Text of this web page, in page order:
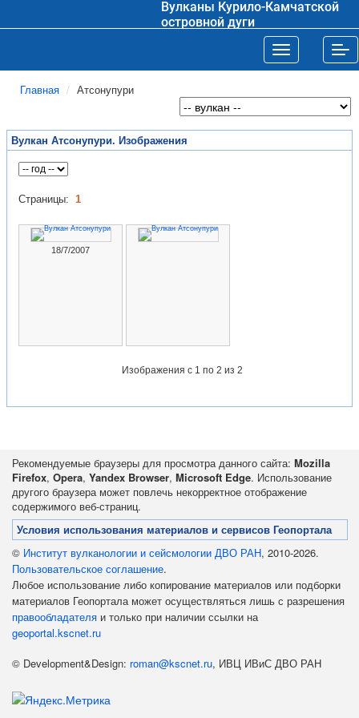
Вулканы Курило-Камчатской
островной дуги
Toggle
Главная Атсонупури
Вулкан Атсонупури. Изображения
Страницы: 1
18/7/2007
Изображения с 1 по 2 из 2
Рекомендуемые браузеры для просмотра данного сайта: Mozilla
Firefox, Opera, Yandex Browser, Microsoft Edge. Использование
другого браузера может повлечь некорректное отображение
содержимого веб-страниц.
Условия использования материалов и сервисов Геопортала
© Институт вулканологии и сейсмологии ДВО РАН, 2010-2026.
Пользовательское соглашение.
Любое использование либо копирование материалов или подборки
материалов Геопортала может осуществляться лишь с разрешения
правообладателя и только при наличии ссылки на
geoportal.kscnet.ru
© Development&Design: roman@kscnet.ru, ИВЦ ИВиС ДВО РАН